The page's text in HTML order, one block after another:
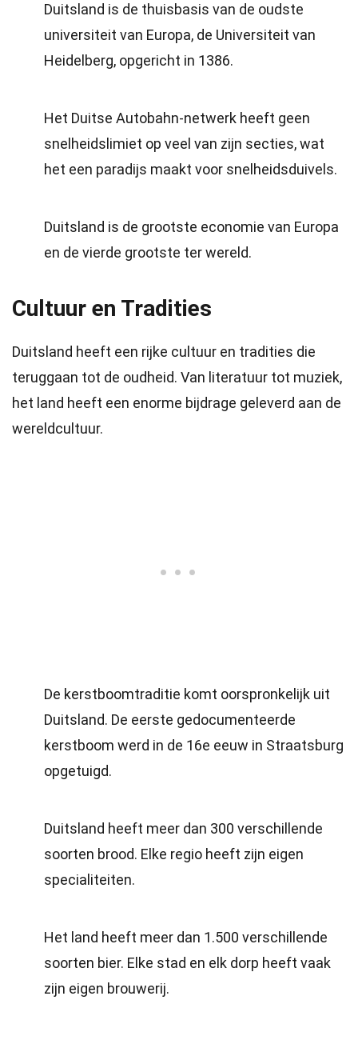
Duitsland is de thuisbasis van de oudste
universiteit van Europa, de Universiteit van
Heidelberg, opgericht in 1386.
Het Duitse Autobahn-netwerk heeft geen
snelheidslimiet op veel van zijn secties, wat
het een paradijs maakt voor snelheidsduivels.
Duitsland is de grootste economie van Europa
en de vierde grootste ter wereld.
Cultuur en Tradities
Duitsland heeft een rijke cultuur en tradities die
teruggaan tot de oudheid. Van literatuur tot muziek,
het land heeft een enorme bijdrage geleverd aan de
wereldcultuur.
De kerstboomtraditie komt oorspronkelijk uit
Duitsland. De eerste gedocumenteerde
kerstboom werd in de 16e eeuw in Straatsburg
opgetuigd.
Duitsland heeft meer dan 300 verschillende
soorten brood. Elke regio heeft zijn eigen
specialiteiten.
Het land heeft meer dan 1.500 verschillende
soorten bier. Elke stad en elk dorp heeft vaak
zijn eigen brouwerij.